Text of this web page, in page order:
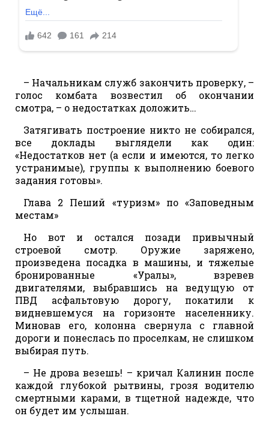
– Начальникам служб закончить проверку, –
голос комбата возвестил об окончании
смотра, – о недостатках доложить…
Затягивать построение никто не собирался,
все доклады выглядели как один:
«Недостатков нет (а если и имеются, то легко
устранимые), группы к выполнению боевого
задания готовы».
Глава 2 Пеший «туризм» по «Заповедным
местам»
Но вот и остался позади привычный
строевой смотр. Оружие заряжено,
произведена посадка в машины, и тяжелые
бронированные «Уралы», взревев
двигателями, выбравшись на ведущую от
ПВД асфальтовую дорогу, покатили к
видневшемуся на горизонте населеннику.
Миновав его, колонна свернула с главной
дороги и понеслась по проселкам, не слишком
выбирая путь.
– Не дрова везешь! – кричал Калинин после
каждой глубокой рытвины, грозя водителю
смертными карами, в тщетной надежде, что
он будет им услышан.